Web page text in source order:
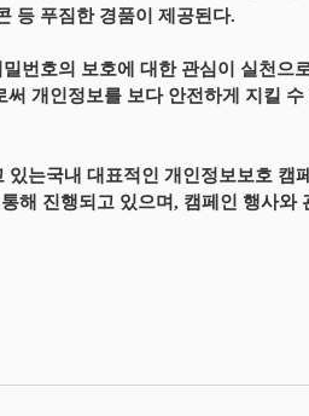
등 푸짐한 경품이 제공된다.
번호의 보호에 대한 관심이 실천으
개인정보를 보다 안전하게 지킬
는국내 대표적인 개인정보보호 캠
해 진행되고 있으며, 캠페인 행사와